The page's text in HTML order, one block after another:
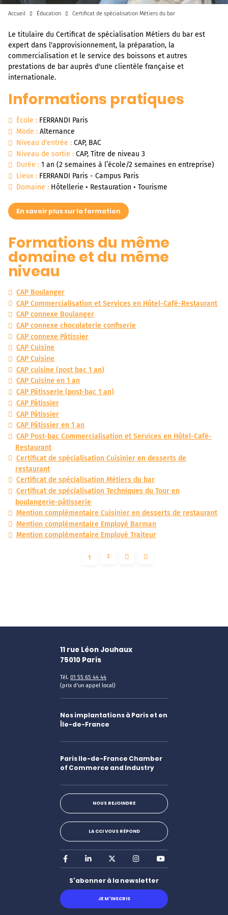
Accueil Éducation Certificat de spécialisation Métiers du bar
Le titulaire du Certificat de spécialisation Métiers du bar est
expert dans l'approvisionnement, la préparation, la
commercialisation et le service des boissons et autres
prestations de bar auprès d'une clientèle française et
internationale.
Informations pratiques
École : FERRANDI Paris
Mode : Alternance
Niveau d'entrée : CAP, BAC
Niveau de sortie : CAP, Titre de niveau 3
Durée : 1 an (2 semaines à l’école/2 semaines en entreprise)
Lieux : FERRANDI Paris - Campus Paris
Domaine : Hôtellerie • Restauration • Tourisme
En savoir plus sur la formation
Formations du même
domaine et du même
niveau
CAP Boulanger
CAP Commercialisation et Services en Hôtel-Café-Restaurant
CAP connexe Boulanger
CAP connexe chocolaterie confiserie
CAP connexe Pâtissier
CAP Cuisine
CAP Cuisine
CAP cuisine (post bac 1 an)
CAP Cuisine en 1 an
CAP Pâtisserie (post-bac 1 an)
CAP Pâtissier
CAP Pâtissier
CAP Pâtissier en 1 an
CAP Post-bac Commercialisation et Services en Hôtel-Café-
Restaurant
Certificat de spécialisation Cuisinier en desserts de
restaurant
Certificat de spécialisation Métiers du bar
Certificat de spécialisation Techniques du Tour en
boulangerie-pâtisserie
Mention complémentaire Cuisinier en desserts de restaurant
Mention complémentaire Employé Barman
Mention complémentaire Employé Traiteur
1 2
11 rue Léon Jouhaux
75010 Paris
Tél. 01 55 65 44 44
(prix d'un appel local)
Nos implantations à Paris et en
Île-de-France
Paris Ile-de-France Chamber
of Commerce and Industry
NOUS REJOINDRE
LA CCI VOUS RÉPOND
FacebookLinkedIn InstagramYoutube
S'abonner à la newsletter
JE M'INSCRIS